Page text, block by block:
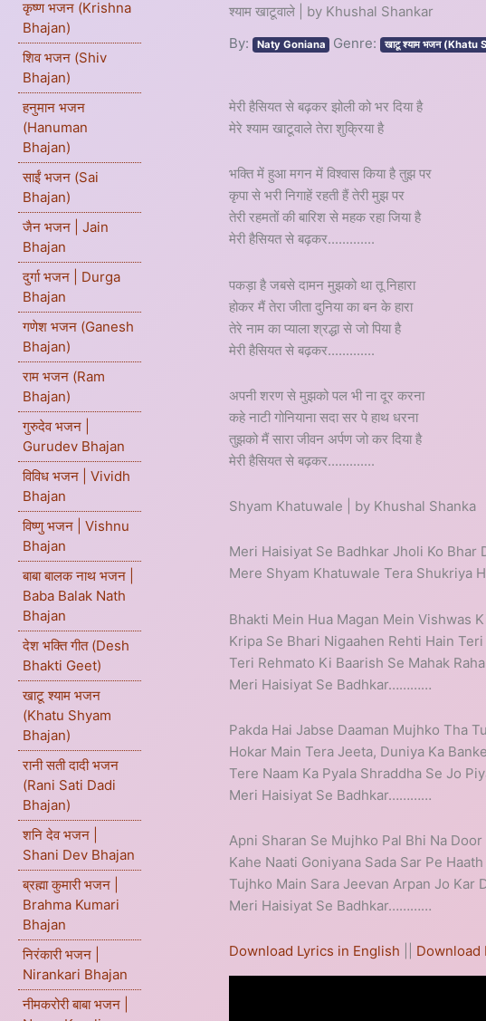
कृष्ण भजन (Krishna
Bhajan)
शिव भजन (Shiv
Bhajan)
हनुमान भजन
(Hanuman
Bhajan)
साईं भजन (Sai
Bhajan)
जैन भजन | Jain
Bhajan
दुर्गा भजन | Durga
Bhajan
गणेश भजन (Ganesh
Bhajan)
राम भजन (Ram
Bhajan)
गुरुदेव भजन |
Gurudev Bhajan
विविध भजन | Vividh
Bhajan
विष्णु भजन | Vishnu
Bhajan
बाबा बालक नाथ भजन |
Baba Balak Nath
Bhajan
देश भक्ति गीत (Desh
Bhakti Geet)
खाटू श्याम भजन
(Khatu Shyam
Bhajan)
रानी सती दादी भजन
(Rani Sati Dadi
Bhajan)
शनि देव भजन |
Shani Dev Bhajan
ब्रह्मा कुमारी भजन |
Brahma Kumari
Bhajan
निरंकारी भजन |
Nirankari Bhajan
नीमकरोरी बाबा भजन |
श्याम खाटूवाले | by Khushal Shankar
By: Naty Goniana Genre: खाटू श्याम भजन (Khatu
मेरी हैसियत से बढ़कर झोली को भर दिया है
मेरे श्याम खाटूवाले तेरा शुक्रिया है
भक्ति में हुआ मगन में विश्वास किया है तुझ पर
कृपा से भरी निगाहें रहती हैं तेरी मुझ पर
तेरी रहमतों की बारिश से महक रहा जिया है
मेरी हैसियत से बढ़कर.............
पकड़ा है जबसे दामन मुझको था तू निहारा
होकर मैं तेरा जीता दुनिया का बन के हारा
तेरे नाम का प्याला श्रद्धा से जो पिया है
मेरी हैसियत से बढ़कर.............
अपनी शरण से मुझको पल भी ना दूर करना
कहे नाटी गोनियाना सदा सर पे हाथ धरना
तुझको मैं सारा जीवन अर्पण जो कर दिया है
मेरी हैसियत से बढ़कर.............
Shyam Khatuwale | by Khushal Shanka
Meri Haisiyat Se Badhkar Jholi Ko Bhar
Mere Shyam Khatuwale Tera Shukriya
Bhakti Mein Hua Magan Mein Vishwas
Kripa Se Bhari Nigaahen Rehti Hain
Teri Rehmato Ki Baarish Se Mahak
Meri Haisiyat Se Badhkar…………
Pakda Hai Jabse Daaman Mujhko Tha
Hokar Main Tera Jeeta, Duniya Ka
Tere Naam Ka Pyala Shraddha Se Jo
Meri Haisiyat Se Badhkar…………
Apni Sharan Se Mujhko Pal Bhi Na Door
Kahe Naati Goniyana Sada Sar Pe
Tujhko Main Sara Jeevan Arpan Jo Kar
Meri Haisiyat Se Badhkar…………
Download Lyrics in English Download